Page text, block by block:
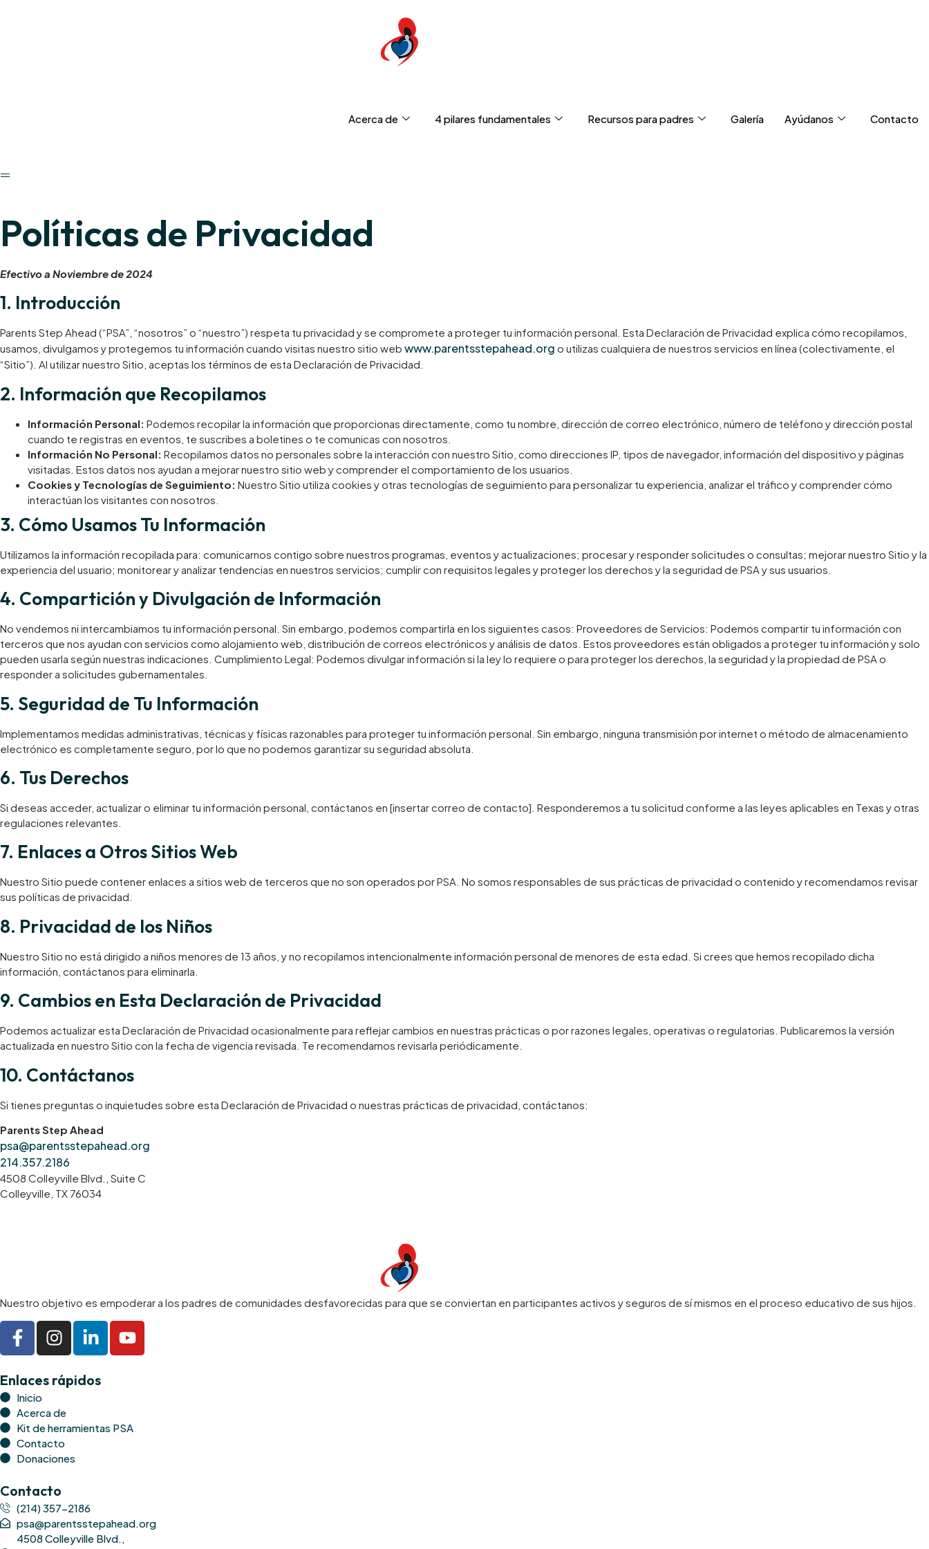
Acerca de 4 pilares fundamentales Recursos para padres Galería Ayúdanos Contacto
Políticas de Privacidad
Efectivo a Noviembre de 2024
1. Introducción
Parents Step Ahead (“PSA”, “nosotros” o “nuestro”) respeta tu privacidad y se compromete a proteger tu información personal. Esta Declaración de Privacidad explica cómo recopilamos,
usamos, divulgamos y protegemos tu información cuando visitas nuestro sitio web www.parentsstepahead.org o utilizas cualquiera de nuestros servicios en línea (colectivamente, el
“Sitio”). Al utilizar nuestro Sitio, aceptas los términos de esta Declaración de Privacidad.
​2. Información que Recopilamos
Información Personal: Podemos recopilar la información que proporcionas directamente, como tu nombre, dirección de correo electrónico, número de teléfono y dirección postal
cuando te registras en eventos, te suscribes a boletines o te comunicas con nosotros.
Información No Personal: Recopilamos datos no personales sobre la interacción con nuestro Sitio, como direcciones IP, tipos de navegador, información del dispositivo y páginas
visitadas. Estos datos nos ayudan a mejorar nuestro sitio web y comprender el comportamiento de los usuarios.
Cookies y Tecnologías de Seguimiento: Nuestro Sitio utiliza cookies y otras tecnologías de seguimiento para personalizar tu experiencia, analizar el tráfico y comprender cómo
interactúan los visitantes con nosotros.
​3. Cómo Usamos Tu Información
Utilizamos la información recopilada para: comunicarnos contigo sobre nuestros programas, eventos y actualizaciones; procesar y responder solicitudes o consultas; mejorar nuestro Sitio y la
experiencia del usuario; monitorear y analizar tendencias en nuestros servicios; cumplir con requisitos legales y proteger los derechos y la seguridad de PSA y sus usuarios.
​4. Compartición y Divulgación de Información
No vendemos ni intercambiamos tu información personal. Sin embargo, podemos compartirla en los siguientes casos: Proveedores de Servicios: Podemos compartir tu información con
terceros que nos ayudan con servicios como alojamiento web, distribución de correos electrónicos y análisis de datos. Estos proveedores están obligados a proteger tu información y solo
pueden usarla según nuestras indicaciones. Cumplimiento Legal: Podemos divulgar información si la ley lo requiere o para proteger los derechos, la seguridad y la propiedad de PSA o
responder a solicitudes gubernamentales.
​5. Seguridad de Tu Información
Implementamos medidas administrativas, técnicas y físicas razonables para proteger tu información personal. Sin embargo, ninguna transmisión por internet o método de almacenamiento
electrónico es completamente seguro, por lo que no podemos garantizar su seguridad absoluta.
6. Tus Derechos
​Si deseas acceder, actualizar o eliminar tu información personal, contáctanos en [insertar correo de contacto]. Responderemos a tu solicitud conforme a las leyes aplicables en Texas y otras
regulaciones relevantes.
7. Enlaces a Otros Sitios Web
Nuestro Sitio puede contener enlaces a sitios web de terceros que no son operados por PSA. No somos responsables de sus prácticas de privacidad o contenido y recomendamos revisar
sus políticas de privacidad.
8. Privacidad de los Niños
​Nuestro Sitio no está dirigido a niños menores de 13 años, y no recopilamos intencionalmente información personal de menores de esta edad. Si crees que hemos recopilado dicha
información, contáctanos para eliminarla.
​9. Cambios en Esta Declaración de Privacidad
Podemos actualizar esta Declaración de Privacidad ocasionalmente para reflejar cambios en nuestras prácticas o por razones legales, operativas o regulatorias. Publicaremos la versión
actualizada en nuestro Sitio con la fecha de vigencia revisada. Te recomendamos revisarla periódicamente.
​10. Contáctanos
Si tienes preguntas o inquietudes sobre esta Declaración de Privacidad o nuestras prácticas de privacidad, contáctanos:
Parents Step Ahead
psa@parentsstepahead.org
214.357.2186
4508 Colleyville Blvd., Suite C
Colleyville, TX 76034
Nuestro objetivo es empoderar a los padres de comunidades desfavorecidas para que se conviertan en participantes activos y seguros de sí mismos en el proceso educativo de sus hijos.
Enlaces rápidos
Inicio
Acerca de
Kit de herramientas PSA
Contacto
Donaciones
Contacto
(214) 357-2186
psa@parentsstepahead.org
4508 Colleyville Blvd.,